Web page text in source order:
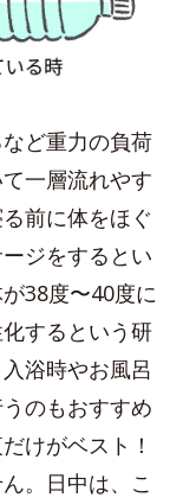
ど重力の負荷
一層流れやす
前に体をほぐ
ジをするとい
38度〜40度に
するという研
浴時やお風呂
のもおすすめ
けがベスト！
。日中は、こ